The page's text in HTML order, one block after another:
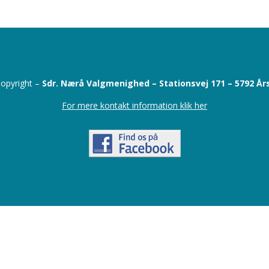
– Sdr. Nærå Valgmenighed – Stationsvej 171 – 5792
For mere kontakt information klik her